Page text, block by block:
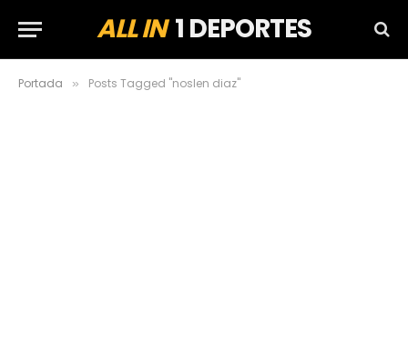
ALL IN1 DEPORTES
Portada » Posts Tagged "noslen diaz"